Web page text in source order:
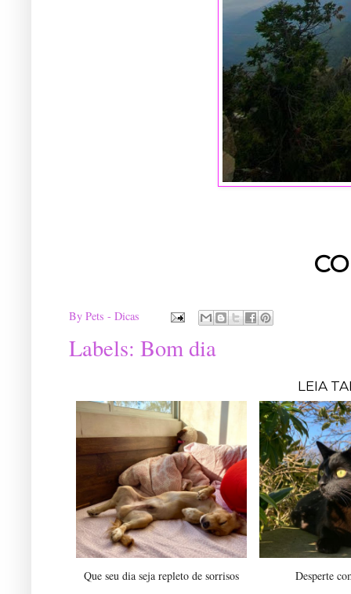
By Pets - Dicas
Labels: Bom dia
LEIA
Que seu dia seja repleto de sorrisos Desperte